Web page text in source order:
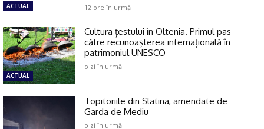
ACTUAL 12 ore în urmă
ACTUAL
Cultura țestului în Oltenia. Primul pas
către recunoașterea internațională în
patrimoniul UNESCO
o zi în urmă
Topitoriile din Slatina, amendate de
Garda de Mediu
o zi în urmă